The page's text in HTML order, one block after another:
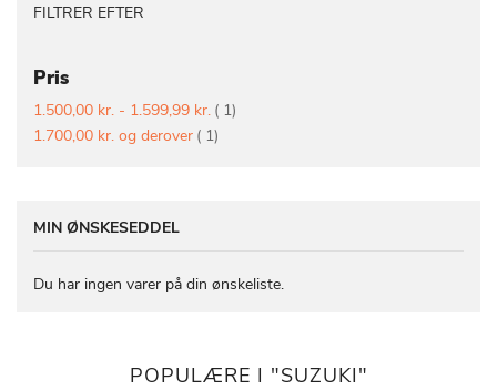
FILTRER EFTER
Pris
1.500,00 kr. - 1.599,99 kr. 1vare
1.700,00 kr. og derover 1vare
MIN ØNSKESEDDEL
Du har ingen varer på din ønskeliste.
POPULÆRE I "SUZUKI"